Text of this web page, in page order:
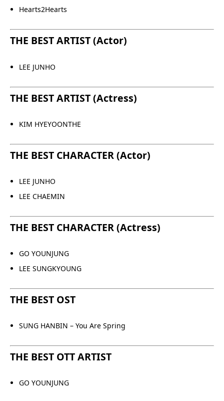
Hearts2Hearts
THE BEST ARTIST (Actor)
LEE JUNHO
THE BEST ARTIST (Actress)
KIM HYEYOONTHE
THE BEST CHARACTER (Actor)
LEE JUNHO
LEE CHAEMIN
THE BEST CHARACTER (Actress)
GO YOUNJUNG
LEE SUNGKYOUNG
THE BEST OST
SUNG HANBIN – You Are Spring
THE BEST OTT ARTIST
GO YOUNJUNG